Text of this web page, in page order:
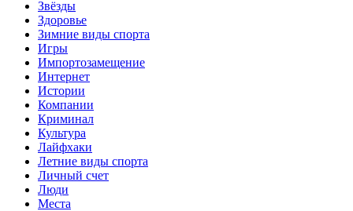
Звёзды
Здоровье
Зимние виды спорта
Игры
Импортозамещение
Интернет
Истории
Компании
Криминал
Культура
Лайфхаки
Летние виды спорта
Личный счет
Люди
Места